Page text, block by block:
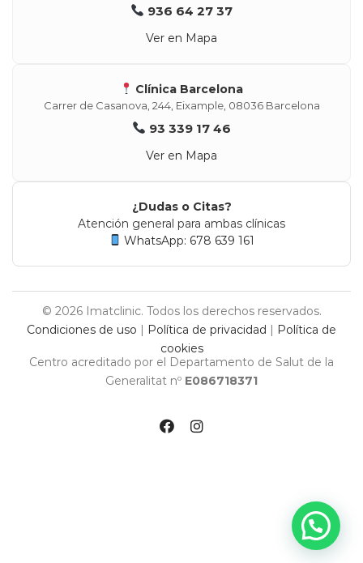
936 64 27 37
Ver en Mapa
Clínica Barcelona
Carrer de Casanova, 244, Eixample, 08036 Barcelona
93 339 17 46
Ver en Mapa
¿Dudas o Citas?
Atención general para ambas clínicas
WhatsApp: 678 639 161
© 2026 Imatclinic. Todos los derechos reservados.
Condiciones de uso
Política de privacidad
Política de
cookies
Centro acreditado por el Departamento de Salut de la
Generalitat nº E086718371